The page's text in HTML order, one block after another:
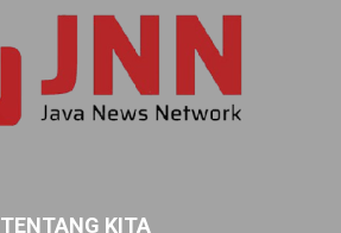
TENTANG KITA